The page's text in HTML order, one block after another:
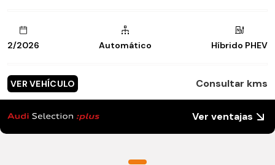
2/2026 Automático Híbrido PHEV
VER VEHÍCULO Consultar kms
Ver ventajas